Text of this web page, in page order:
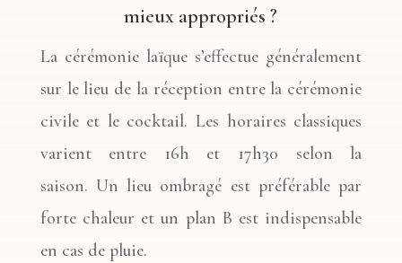
mieux appropriés ?
La cérémonie laïque s’effectue généralement
sur le lieu de la réception entre la cérémonie
civile et le cocktail. Les horaires classiques
varient entre 16h et 17h30 selon la
saison. Un lieu ombragé est préférable par
forte chaleur et un plan B est indispensable
en cas de pluie.